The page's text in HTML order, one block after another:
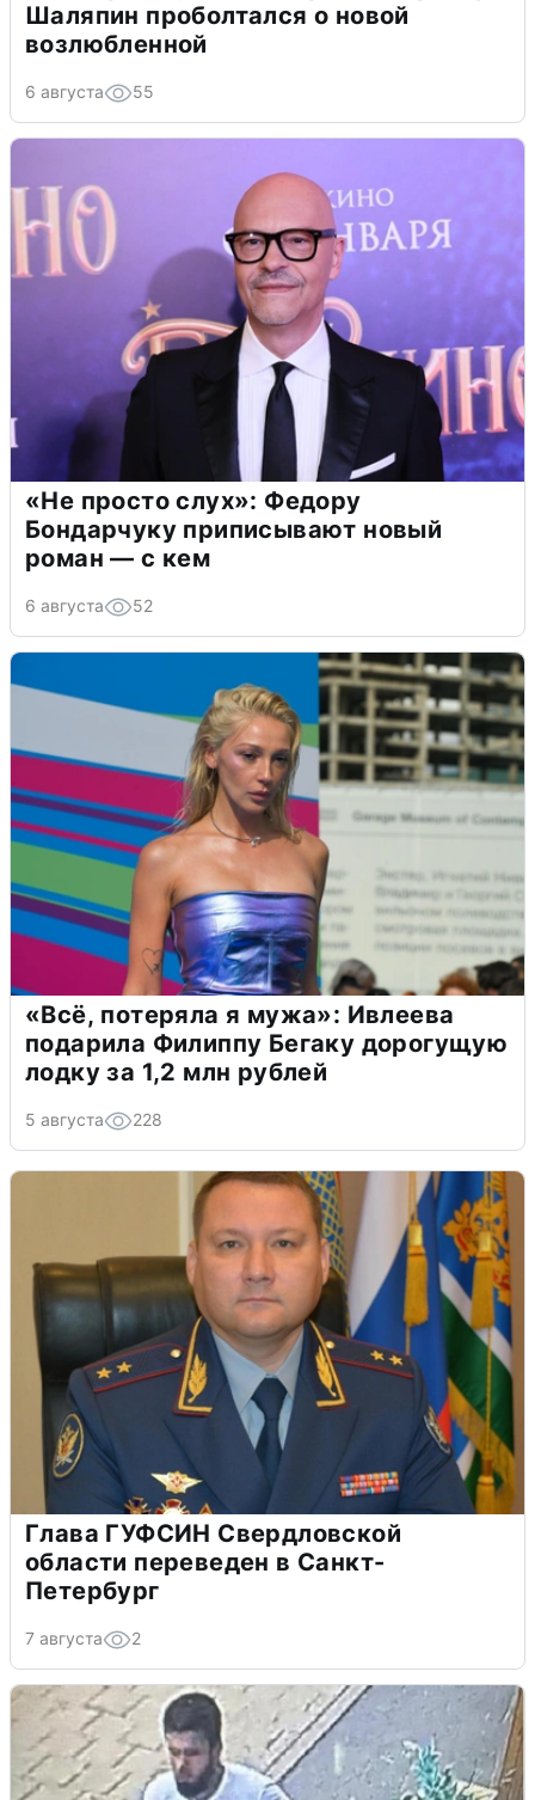
Шаляпин проболтался о новой
возлюбленной
6 августа 55
«Не просто слух»: Федору
Бондарчуку приписывают новый
роман — с кем
6 августа 52
«Всё, потеряла я мужа»: Ивлеева
подарила Филиппу Бегаку дорогущую
лодку за 1,2 млн рублей
5 августа 228
Глава ГУФСИН Свердловской
области переведен в Санкт-
Петербург
7 августа 2